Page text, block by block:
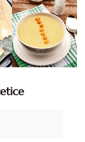
100 Idei retete